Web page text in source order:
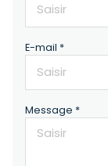
E-mail *
Message *